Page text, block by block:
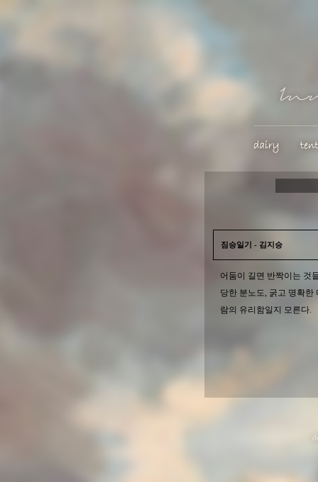
짐승일기 - 김지승
어둠이 길면 반짝이는 것
당한 분노도, 굵고 명확한
람의 유리함일지 모른다.